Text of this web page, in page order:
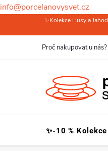
info@porcelanovysvet.cz
na
✨Kolekce Husy a
Proč nakupovat u nás?
✨-10 %